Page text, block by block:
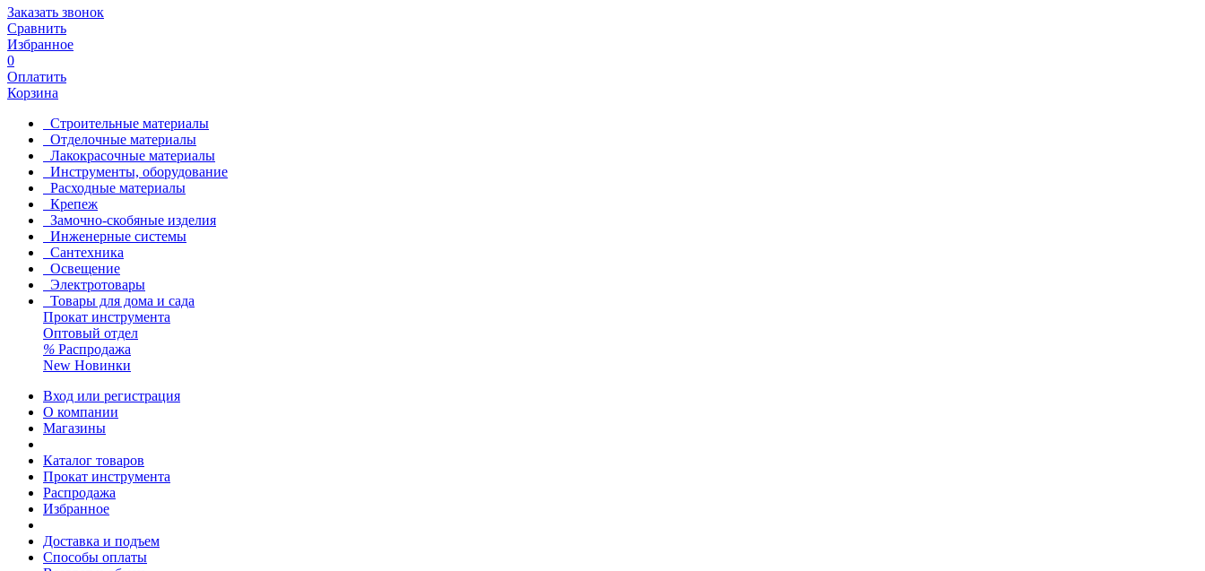
Заказать звонок
Сравнить
Избранное
0
Оплатить
Корзина
Строительные материалы
Отделочные материалы
Лакокрасочные материалы
Инструменты, оборудование
Расходные материалы
Крепеж
Замочно-скобяные изделия
Инженерные системы
Сантехника
Освещение
Электротовары
Товары для дома и сада
Прокат инструмента
Оптовый отдел
% Распродажа
New Новинки
Вход или регистрация
О компании
Магазины
Каталог товаров
Прокат инструмента
Распродажа
Избранное
Доставка и подъем
Способы оплаты